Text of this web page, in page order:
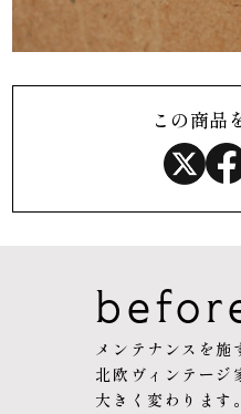
この商品
メンテナンスを施
北欧ヴィンテージ
大きく変わります。